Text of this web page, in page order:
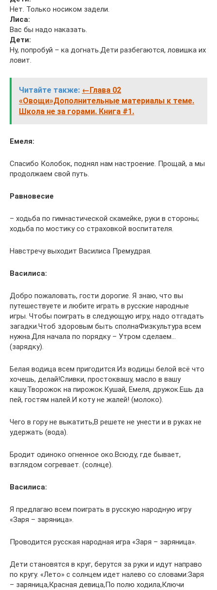
Нет. Только носиком задели.
Лиса:
Вас бы надо наказать.
Дети:
Ну, попробуй – ка догнать.Дети разбегаются, ловишка их
ловит.
Читайте также: ←Глава 02
«Овощи»Дополнительные материалы к теме.
Школа не за горами. Книга #1.
Емеля:
Спасибо Колобок, поднял нам настроение. Прощай, а мы
продолжаем свой путь.
Равновесие
– ходьба по гимнастической скамейке, руки в стороны;
ходьба по мостику со страховкой воспитателя.
Навстречу выходит Василиса Премудрая.
Василиса:
Добро пожаловать, гости дорогие. Я знаю, что вы
путешествуете и любите играть в русские народные
игры. Чтобы поиграть в следующую игру, надо отгадать
загадки.Чтоб здоровым быть сполнаФизкультура всем
нужна.Для начала по порядку – Утром сделаем…
(зарядку).
Белая водица всем пригодится.Из водицы белой всё что
хочешь, делай!Сливки, простоквашу, масло в вашу
кашу.Творожок на пирожок.Кушай, Емеля, дружок.Ешь да
пей, гостям налей.И коту не жалей! (молоко).
Чего в гору не выкатить,В решете не унести и в руках не
удержать (вода).
Бродит одиноко огненное око.Всюду, где бывает,
взглядом согревает. (солнце).
Василиса:
Я предлагаю всем поиграть в русскую народную игру
«Заря – заряница».
Проводится русская народная игра «Заря – заряница».
Дети становятся в круг, берутся за руки и идут направо
по кругу. «Лето» с солнцем идет налево со словами:Заря
– заряница,Красная девица,По полю ходила,Ключи